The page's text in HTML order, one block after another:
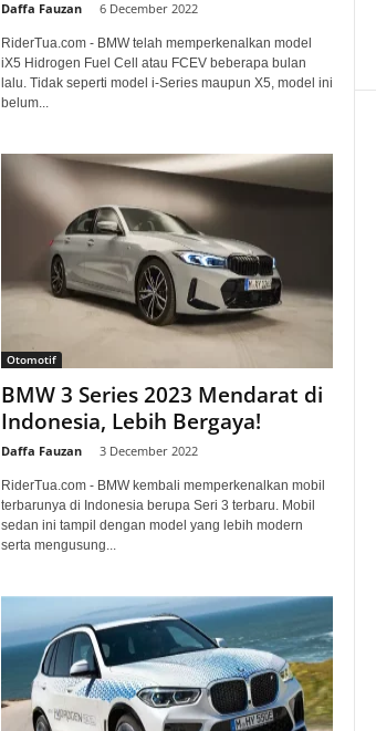
Daffa Fauzan 6 December 2022
RiderTua.com - BMW telah memperkenalkan model
iX5 Hidrogen Fuel Cell atau FCEV beberapa bulan
lalu. Tidak seperti model i-Series maupun X5, model ini
belum...
Otomotif
BMW 3 Series 2023 Mendarat di
Indonesia, Lebih Bergaya!
Daffa Fauzan 3 December 2022
RiderTua.com - BMW kembali memperkenalkan mobil
terbarunya di Indonesia berupa Seri 3 terbaru. Mobil
sedan ini tampil dengan model yang lebih modern
serta mengusung...